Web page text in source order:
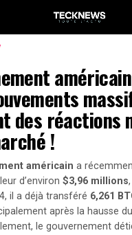
des réactions
!
américain a
d’environ $3,96 millions
il a déjà transféré 6,261
après la hausse
le gouvernement